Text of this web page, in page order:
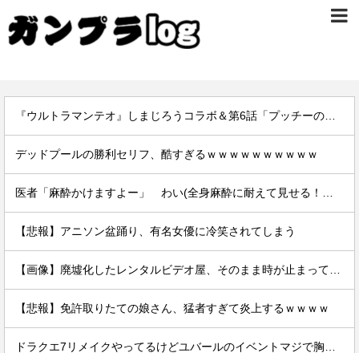
デッドプールの勝利セリフ、酷すぎるｗｗｗｗｗｗｗｗｗｗ
【悲報】アニソン盆踊り、有名女優に冷笑されてしまう
【悲報】免許取りたての娘さん、猛者すぎて炎上するｗｗｗｗ